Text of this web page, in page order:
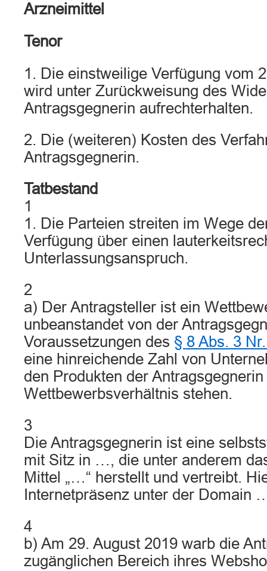
Arzneimittel
Tenor
1. Die einstweilige Verfügung vom
wird unter Zurückweisung des
Antragsgegnerin aufrechterhalten.
2. Die (weiteren) Kosten des
Antragsgegnerin.
Tatbestand
1
1. Die Parteien streiten im Wege
Verfügung über einen
Unterlassungsanspruch.
2
a) Der Antragsteller ist ein
unbeanstandet von der
Voraussetzungen des § 8 Abs. 3
eine hinreichende Zahl von
den Produkten der
Wettbewerbsverhältnis stehen.
3
Die Antragsgegnerin ist eine
mit Sitz in …, die unter anderem
Mittel „…“ herstellt und vertreibt.
Internetpräsenz unter der Domain
4
b) Am 29. August 2019 warb die
zugänglichen Bereich ihres